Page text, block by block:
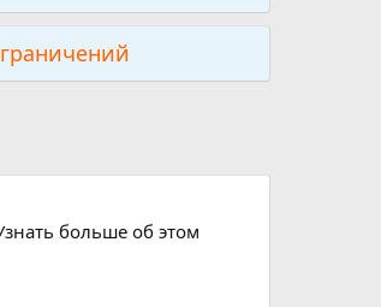
больше об этом